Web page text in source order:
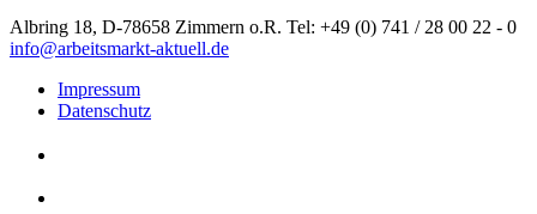
Albring 18, D-78658 Zimmern o.R. Tel: +49 (0) 741 / 28 00 22 - 0
info@arbeitsmarkt-aktuell.de
Impressum
Datenschutz